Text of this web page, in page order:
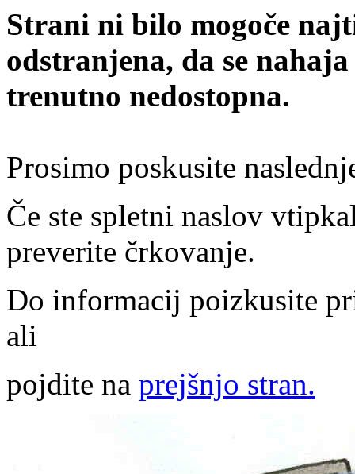
Strani ni bilo mogoče
odstranjena, da se
trenutno nedostopna.
Prosimo poskusite
Če ste spletni naslov
preverite črkovanje.
Do informacij poizkusite
ali
pojdite na prejšnjo stran.